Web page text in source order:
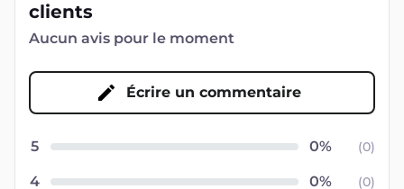
clients
Aucun avis pour le moment
Écrire un commentaire
5 (0)
4 (0)